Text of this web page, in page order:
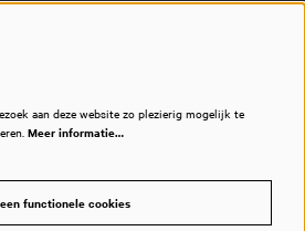
aan deze website zo plezierig mogelijk te
Meer informatie…
functionele cookies